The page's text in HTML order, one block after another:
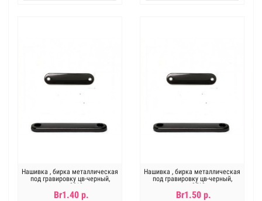
Нашивка , бирка металлическая
под гравировку цв-черный,
размер 30*9 мм
Br1.40 р.
Нашивка , бирка металлическая
под гравировку цв-черный,
размер 35*8 мм
Br1.50 р.